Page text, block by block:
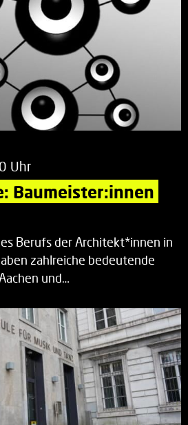
Uhr
Baumeister:innen
Berufs der Architekt*innen in
zahlreiche bedeutende
und…